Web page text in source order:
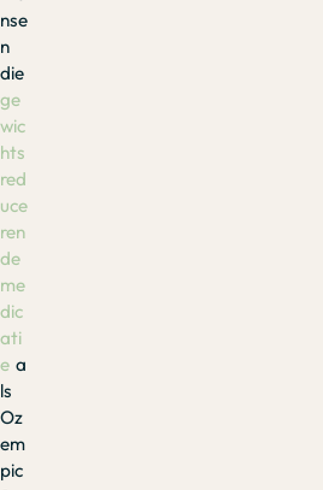
nse
n
die
ge
wic
hts
red
uce
ren
de
me
dic
ati
e a
ls
Oz
em
pic